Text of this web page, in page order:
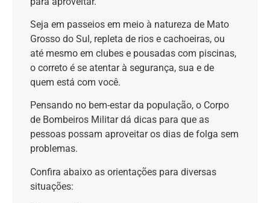
Seja em passeios em meio à natureza de Mato
Grosso do Sul, repleta de rios e cachoeiras, ou
até mesmo em clubes e pousadas com piscinas,
o correto é se atentar à segurança, sua e de
quem está com você.
Pensando no bem-estar da população, o Corpo
de Bombeiros Militar dá dicas para que as
pessoas possam aproveitar os dias de folga sem
problemas.
Confira abaixo as orientações para diversas
situações: